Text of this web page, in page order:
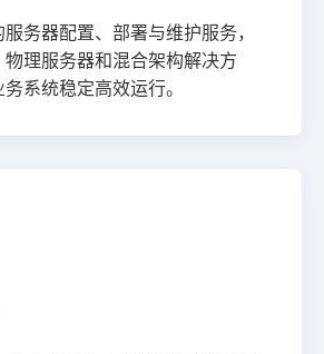
务器配置、部署与维护服务，
理服务器和混合架构解决方
系统稳定高效运行。